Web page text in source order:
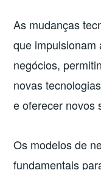
As mudanças
que impulsionam
negócios,
novas
e oferecer novos
Os modelos de
fundamentais